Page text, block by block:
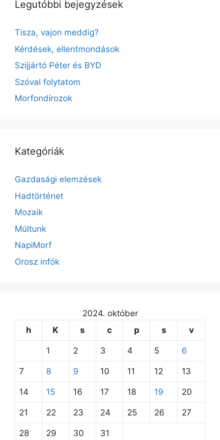
:
Legutóbbi bejegyzések
Tisza, vajon meddig?
Kérdések, ellentmondások
Szijjártó Péter és BYD
Szóval folytatom
Morfondírozok
Kategóriák
Gazdasági elemzések
Hadtörténet
Mozaik
Múltunk
NapiMorf
Orosz infók
2024. október
h
K s c p s v
1 2 3 4 5 6
7 8 9 10 11 12 13
14 15 16 17 18 19 20
21 22 23 24 25 26 27
28 29 30 31